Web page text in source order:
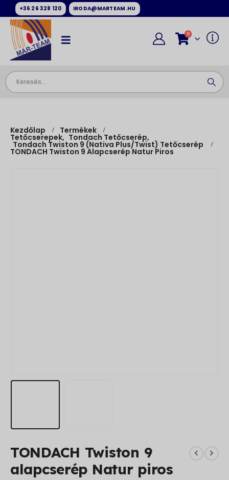
+36 26 328 120 IRODA@MARTEAM.HU
0
Kezdőlap Termékek
Tetőcserepek, Tondach Tetőcserép,
Tondach Twiston 9 (Nativa Plus/Twist) Tetőcserép
TONDACH Twiston 9 Alapcserép Natur Piros
TONDACH Twiston 9
alapcserép Natur piros